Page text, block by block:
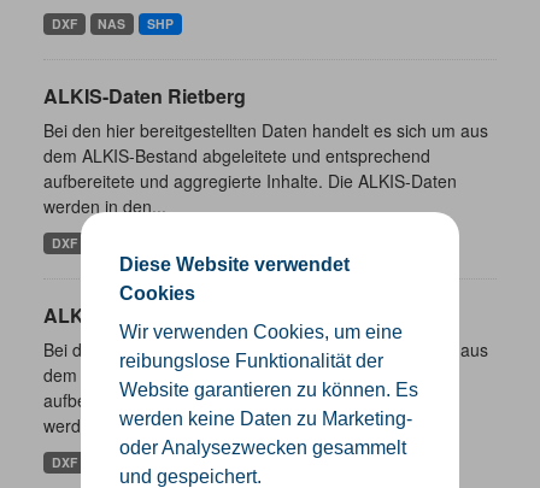
Diese Website verwendet
Cookies
Wir verwenden Cookies, um eine
reibungslose Funktionalität der
Website garantieren zu können. Es
werden keine Daten zu Marketing-
oder Analysezwecken gesammelt
und gespeichert.
DXF NAS SHP
ALKIS-Daten Rietberg
Bei den hier bereitgestellten Daten handelt es sich um aus
dem ALKIS-Bestand abgeleitete und entsprechend
aufbereitete und aggregierte Inhalte. Die ALKIS-Daten
werden in den...
DXF
ALKIS-Daten Rheda-Wiedenbrück
Bei den hier bereitgestellten Daten handelt es sich um aus
dem ALKIS-Bestand abgeleitete und entsprechend
aufbereitete und aggregierte Inhalte. Die ALKIS-Daten
werden in den...
DXF